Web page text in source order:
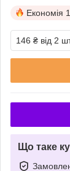
Економія
146 ₴ від 2
Що таке